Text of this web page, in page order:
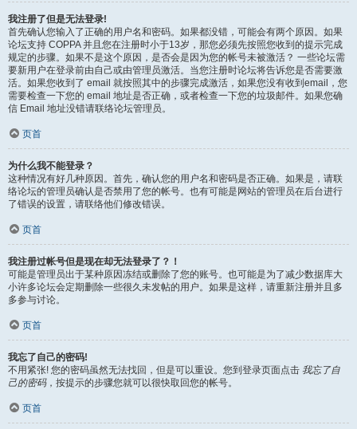
我注册了但是无法登录!
首先确认您输入了正确的用户名和密码。如果都没错，可能会有两个原因。如果
论坛支持 COPPA 并且您在注册时小于13岁，那您必须先按照您收到的提示完成
规定的步骤。如果不是这个原因，是否会是因为您的帐号未被激活？ 一些论坛需
要新用户在登录前由自己或由管理员激活。当您注册时论坛将告诉您是否需要激
活。如果您收到了 email 就按照其中的步骤完成激活，如果您没有收到email，您
需要检查一下您的 email 地址是否正确，或者检查一下您的垃圾邮件。如果您确
信 Email 地址没错请联络论坛管理员。
页首
为什么我不能登录？
这种情况有好几种原因。首先，确认您的用户名和密码是否正确。如果是，请联
络论坛的管理员确认是否禁用了您的帐号。也有可能是网站的管理员在后台进行
了错误的设置，请联络他们修改错误。
页首
我注册过帐号但是现在却无法登录了？！
可能是管理员出于某种原因冻结或删除了您的账号。也可能是为了减少数据库大
小许多论坛会定期删除一些很久未发帖的用户。如果是这样，请重新注册并且多
多参与讨论。
页首
我忘了自己的密码!
不用紧张! 您的密码虽然无法找回，但是可以重设。您到登录页面点击 我忘了自
己的密码，按提示的步骤您就可以很快取回您的帐号。
页首